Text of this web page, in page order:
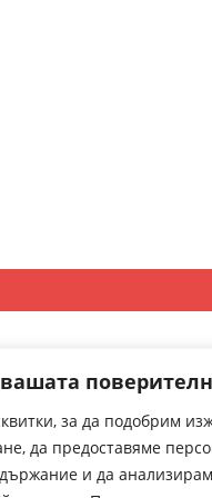
за да подобрим
да предоставяме
и да